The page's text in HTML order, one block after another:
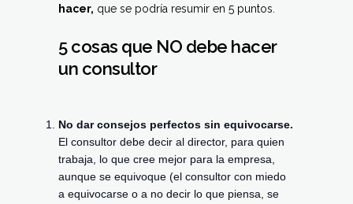
hacer, que se podría resumir en 5 puntos.
5 cosas que NO debe hacer
un consultor
No dar consejos perfectos sin equivocarse.
El consultor debe decir al director, para quien
trabaja, lo que cree mejor para la empresa,
aunque se equivoque (el consultor con miedo
a equivocarse o a no decir lo que piensa, se